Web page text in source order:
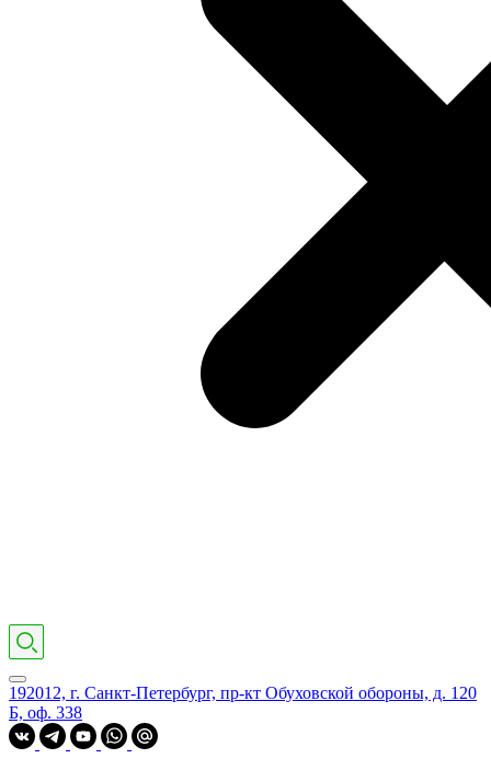
192012, г. Санкт-Петербург, пр-кт Обуховской обороны, д. 120
Б, оф. 338